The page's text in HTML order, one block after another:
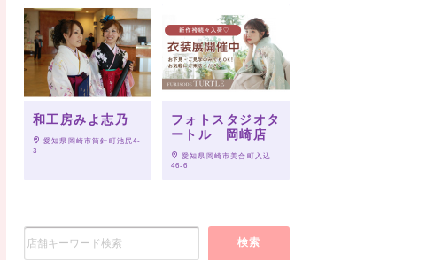
38-5
和工房みよ志乃
愛知県岡崎市筒針町池尻4-
3
フォトスタジオタ
ートル 岡崎店
愛知県岡崎市美合町入込
46-6
検索